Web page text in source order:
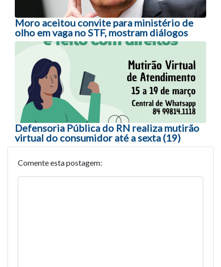
Moro aceitou convite para ministério de
olho em vaga no STF, mostram diálogos
Defensoria Pública do RN realiza mutirão
virtual do consumidor até a sexta (19)
Comente esta postagem: